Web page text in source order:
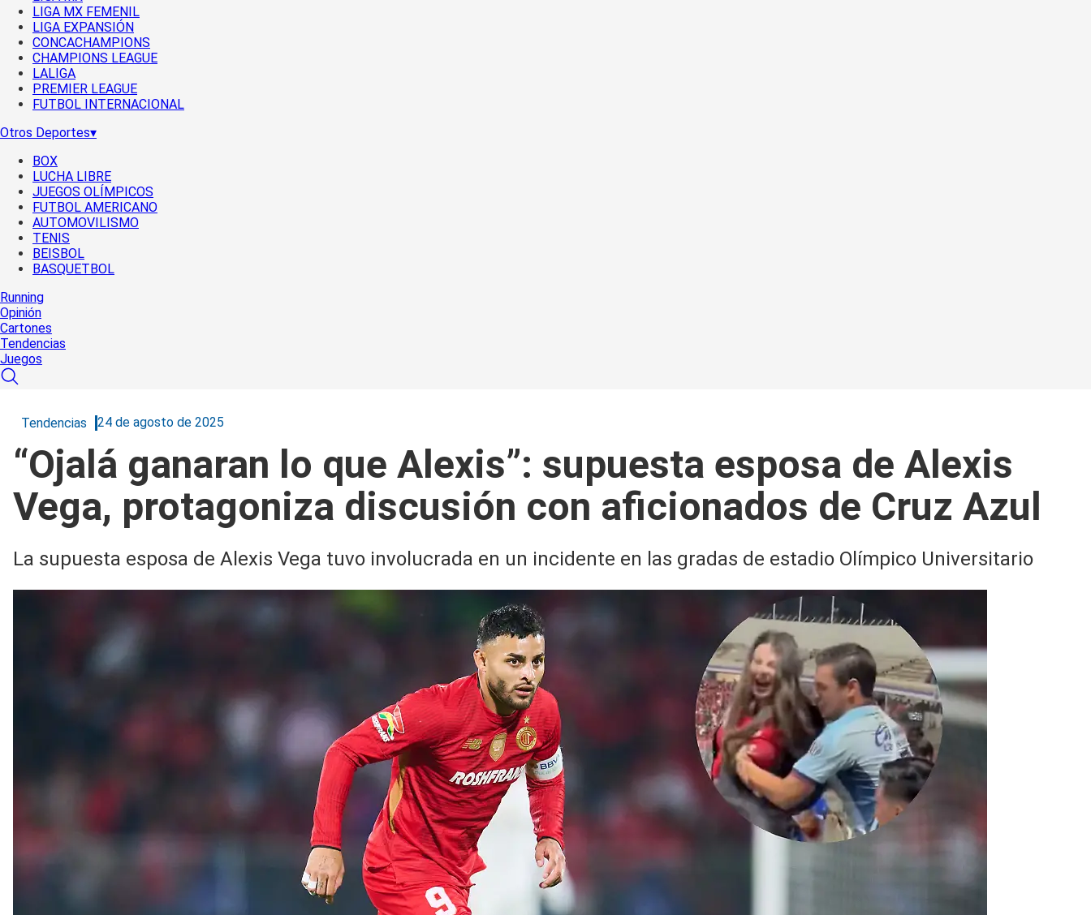
LIGA MX FEMENIL
LIGA EXPANSIÓN
CONCACHAMPIONS
CHAMPIONS LEAGUE
LALIGA
PREMIER LEAGUE
FUTBOL INTERNACIONAL
Otros Deportes▾
BOX
LUCHA LIBRE
JUEGOS OLÍMPICOS
FUTBOL AMERICANO
AUTOMOVILISMO
TENIS
BEISBOL
BASQUETBOL
Running
Opinión
Cartones
Tendencias
Juegos
Tendencias 24 de agosto de 2025
“Ojalá ganaran lo que Alexis”: supuesta esposa de Alexis
Vega, protagoniza discusión con aficionados de Cruz Azul
La supuesta esposa de Alexis Vega tuvo involucrada en un incidente en las gradas de estadio Olímpico Universitario